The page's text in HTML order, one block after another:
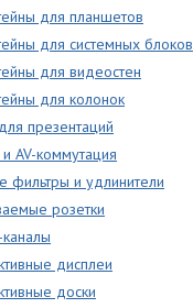
для планшетов
для системных блоков
для видеостен
для колонок
презентаций
AV-коммутация
фильтры и удлинители
розетки
дисплеи
доски